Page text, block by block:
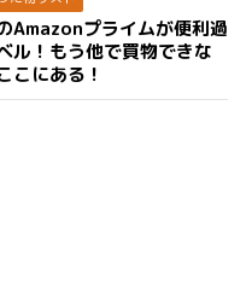
Amazonプライムが便利過
ル！もう他で買物できな
こにある！